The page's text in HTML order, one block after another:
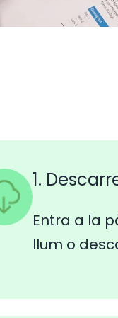
1.
Entra a la
llum o